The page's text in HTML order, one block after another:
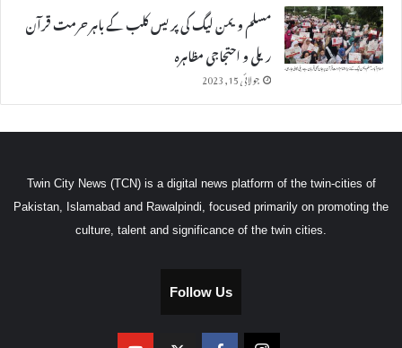
مسلم ویمن لیگ کی پریس کلب کے باہر حرمت قرآن
ریلی و احتجاجی مظاہرہ
جولائی 15, 2023
Twin City News (TCN) is a digital news platform of the twin-cities of
Pakistan, Islamabad and Rawalpindi, focused primarily on promoting the
culture, talent and significance of the twin cities.
Follow Us